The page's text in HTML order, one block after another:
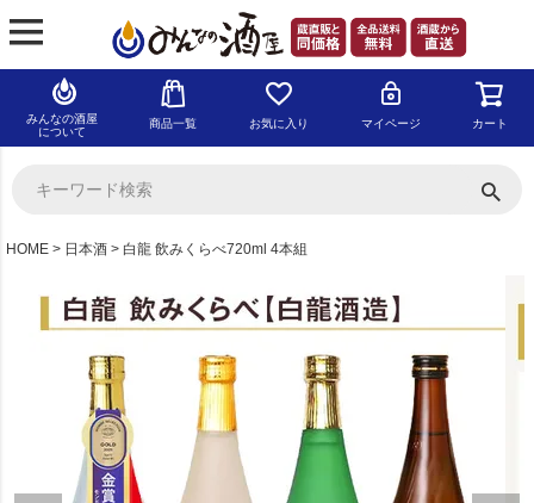
みんなの酒屋
について
商品一覧 お気に入り マイページ カート
HOME 日本酒 白龍 飲みくらべ720ml 4本組